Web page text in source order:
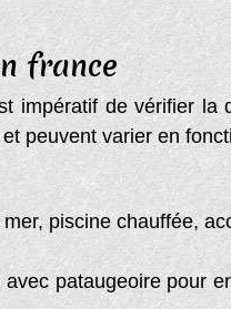
france
impératif de vérifier
peuvent varier en
piscine chauffée,
pataugeoire pour